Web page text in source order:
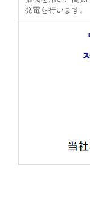
発電を行います。